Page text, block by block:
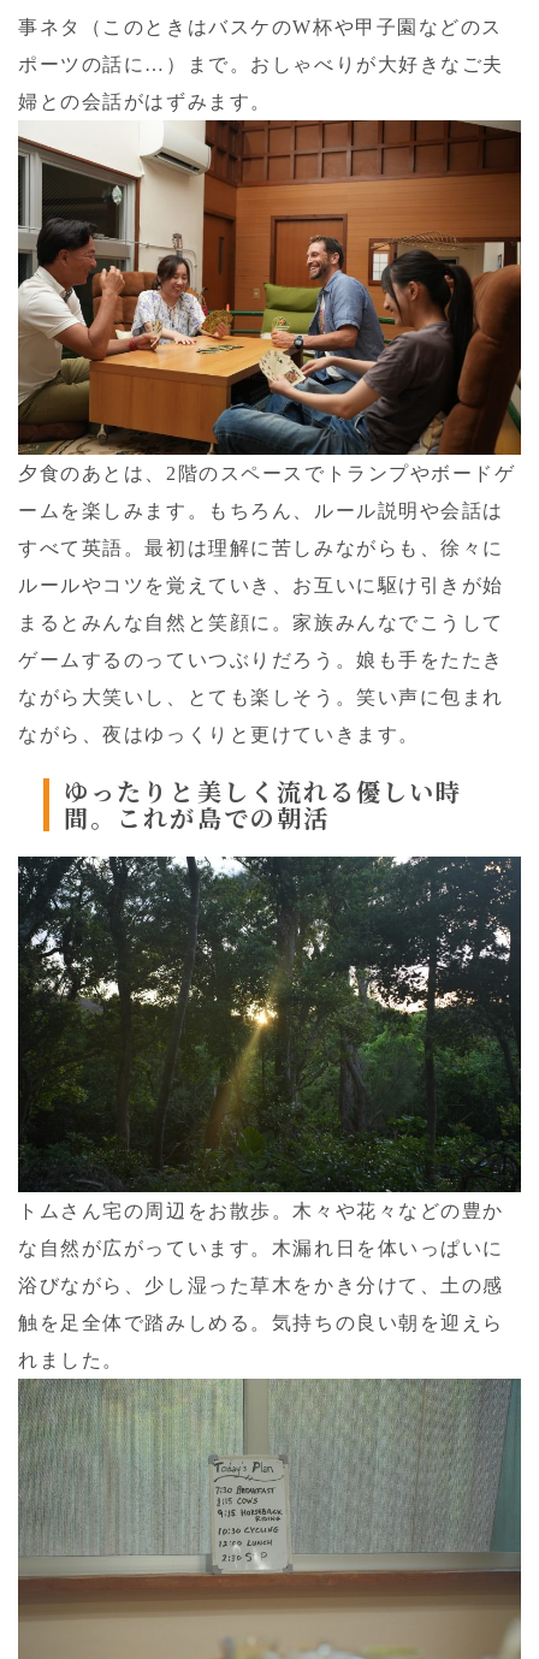
事ネタ（このときはバスケのW杯や甲子園などのス
ポーツの話に…）まで。おしゃべりが大好きなご夫
婦との会話がはずみます。
夕食のあとは、2階のスペースでトランプやボードゲ
ームを楽しみます。もちろん、ルール説明や会話は
すべて英語。最初は理解に苦しみながらも、徐々に
ルールやコツを覚えていき、お互いに駆け引きが始
まるとみんな自然と笑顔に。家族みんなでこうして
ゲームするのっていつぶりだろう。娘も手をたたき
ながら大笑いし、とても楽しそう。笑い声に包まれ
ながら、夜はゆっくりと更けていきます。
ゆったりと美しく流れる優しい時
間。これが島での朝活
トムさん宅の周辺をお散歩。木々や花々などの豊か
な自然が広がっています。木漏れ日を体いっぱいに
浴びながら、少し湿った草木をかき分けて、土の感
触を足全体で踏みしめる。気持ちの良い朝を迎えら
れました。